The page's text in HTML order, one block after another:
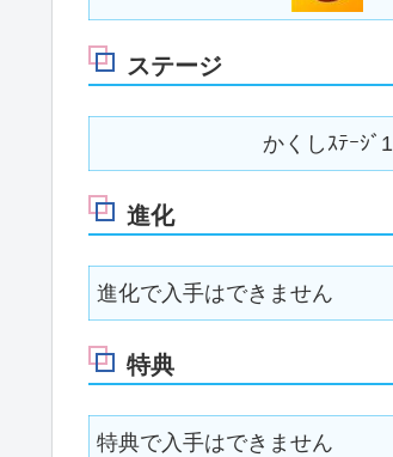
ステージ
かくしｽﾃｰｼﾞ1
進化
進化で入手はできません
特典
特典で入手はできません